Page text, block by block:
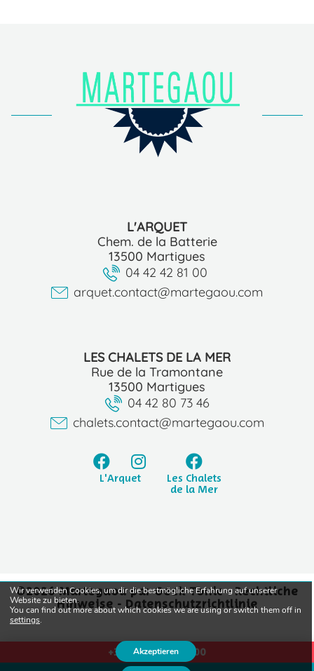
+33(0)4.42.42.81.00
L'ARQUET
Chem. de la Batterie
13500 Martigues
04 42 42 81 00
arquet.contact@martegaou.com
LES CHALETS DE LA MER
Rue de la Tramontane
13500 Martigues
04 42 80 73 46
chalets.contact@martegaou.com
L'Arquet
Les Chalets
de la Mer
©2026 Martegaou parGeek Tonic-Rechtliche
Hinweise - Datenschutzrichtlinie
Wir verwenden Cookies, um dir die bestmögliche Erfahrung auf unserer
Website zu bieten.
You can find out more about which cookies we are using or switch them off in
settings.
Akzeptieren